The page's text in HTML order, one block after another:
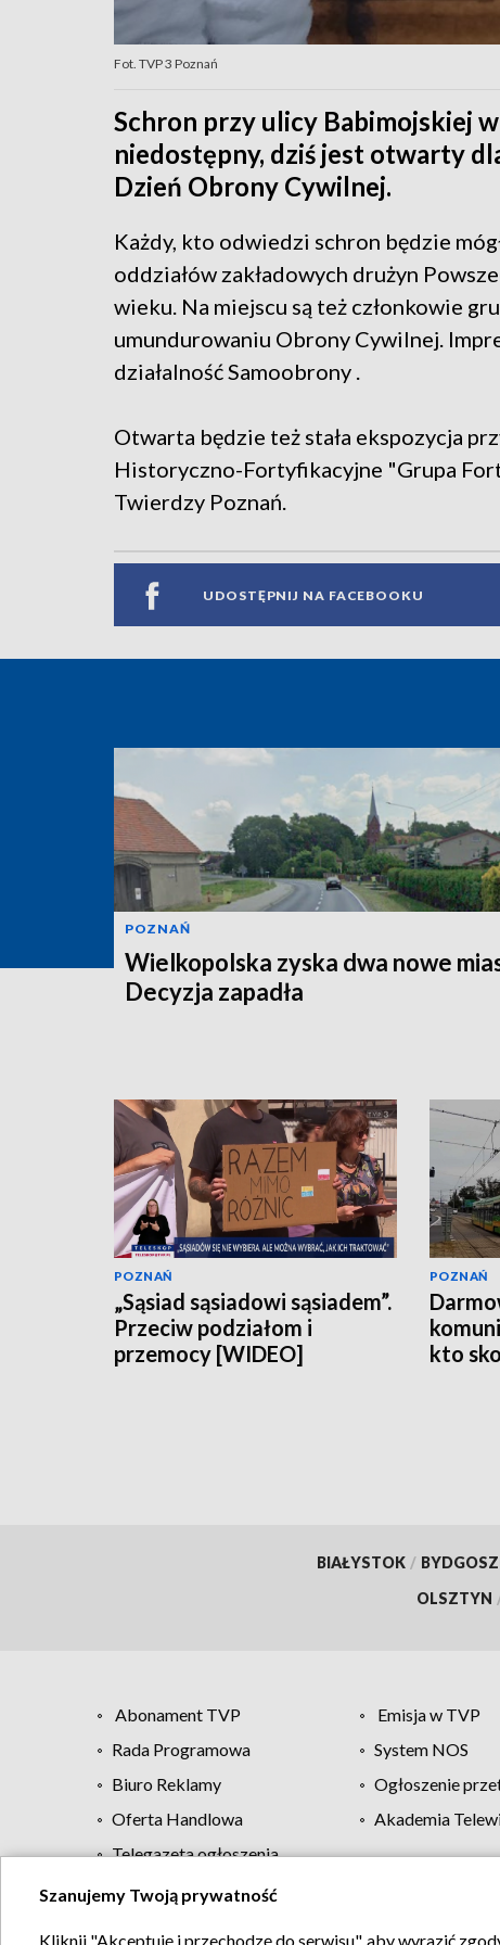
Fot. TVP 3 Poznań
Schron przy ulicy Babimojskiej
niedostępny, dziś jest otwarty
Dzień Obrony Cywilnej.
Każdy, kto odwiedzi schron będzie
oddziałów zakładowych drużyn
wieku. Na miejscu są też członkowie
umundurowaniu Obrony Cywilnej.
działalność Samoobrony .
Otwarta będzie też stała ekspozycja
Historyczno-Fortyfikacyjne "Grupa
Twierdzy Poznań.
UDOSTĘPNIJ NA FACEBOOKU
POZNAŃ
Wielkopolska zyska dwa nowe
Decyzja zapadła
POZNAŃ
„Sąsiad sąsiadowi sąsiadem”.
Przeciw podziałom i
przemocy [WIDEO]
POZNAŃ
kto
BIAŁYSTOK /
OLSZTYN
Abonament TVP Emisja w TVP
Rada Programowa
System NOS
Biuro Reklamy
Ogłoszenie
Oferta Handlowa
Akademia
Telegazeta ogłoszenia
Regulamin TVP
Szanujemy Twoją prywatność
Kliknij "Akceptuję i przechodzę do serwisu", aby wyrazić